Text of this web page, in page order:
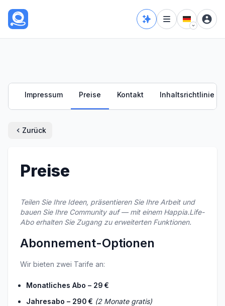
Impressum Preise Kontakt Inhaltsrichtlinie
Zurück
Preise
Teilen Sie Ihre Ideen, präsentieren Sie Ihre Arbeit und
bauen Sie Ihre Community auf — mit einem Happia.Life-
Abo erhalten Sie Zugang zu erweiterten Funktionen.
Abonnement-Optionen
Wir bieten zwei Tarife an:
Monatliches Abo – 29 €
Jahresabo – 290 € (2 Monate gratis)